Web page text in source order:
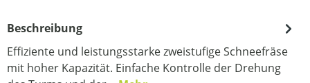
Beschreibung
Effiziente und leistungsstarke zweistufige Schneefräse
mit hoher Kapazität. Einfache Kontrolle der Drehung